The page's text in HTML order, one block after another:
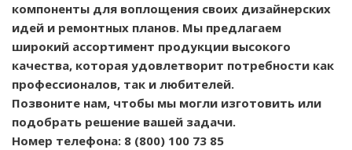
компоненты для воплощения своих дизайнерских
идей и ремонтных планов. Мы предлагаем
широкий ассортимент продукции высокого
качества, которая удовлетворит потребности как
профессионалов, так и любителей.
Позвоните нам, чтобы мы могли изготовить или
подобрать решение вашей задачи.
Номер телефона: 8 (800) 100 73 85